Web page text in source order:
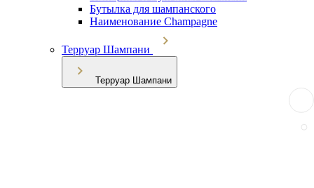
Бутылка для шампанского
Наименование Champagne
Терруар Шампани
Терруар Шампани